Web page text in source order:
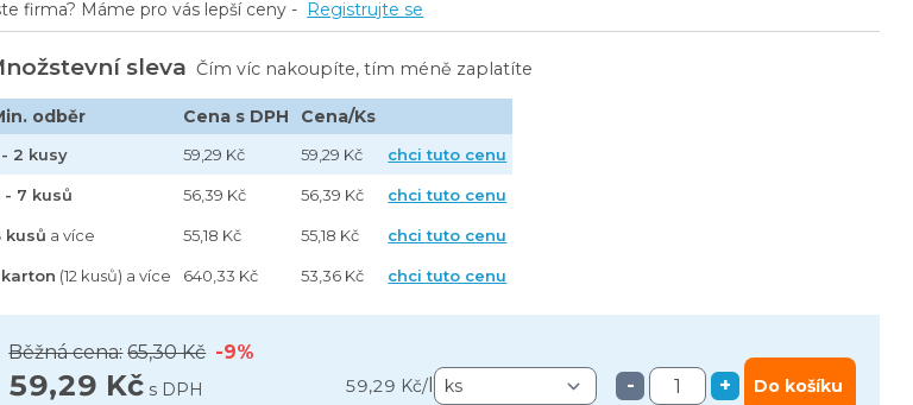
Běžná cena: 65,30 Kč -9%
59,29 Kč s DPH 59,29 Kč/ - + Do košíku
firma? Máme pro vás lepší ceny - Registrujte se
sleva Čím víc nakoupíte, tím méně zaplatíte
odběr Cena s DPH Cena/Ks
- 2 kusy 59,29 Kč 59,29 Kč chci tuto cenu
- 7 kusů 56,39 Kč 56,39 Kč chci tuto cenu
kusů a více 55,18 Kč 55,18 Kč chci tuto cenu
karton (12 kusů) a více 640,33 Kč 53,36 Kč chci tuto cenu